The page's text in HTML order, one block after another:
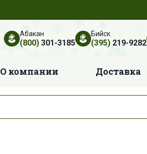
Абакан
(800)301-3185
Бийск
(395)219-9282
О компании Доставка